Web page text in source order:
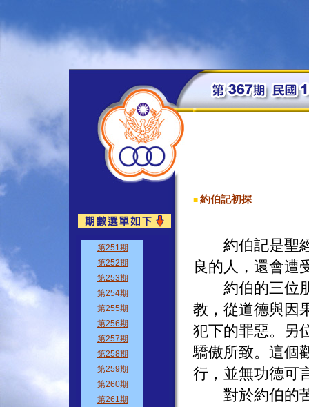
■ 約伯記初探
約伯記是聖經
良的人，還會遭
約伯的三位朋
教，從道德與因
犯下的罪惡。另
驕傲所致。這個
行，並無功德可
對於約伯的苦